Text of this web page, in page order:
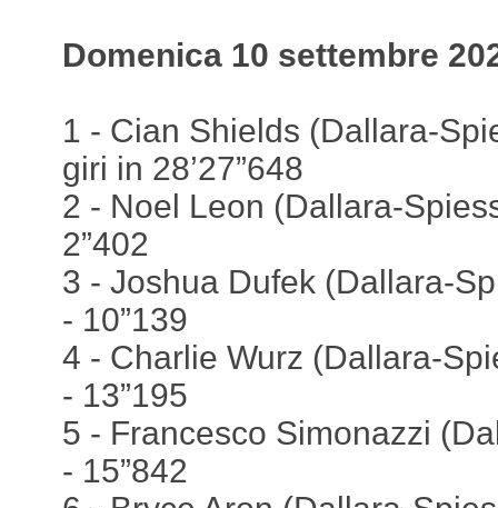
Domenica 10 settembre
1 - Cian Shields (Dallara-
giri in 28’27”648
2 - Noel Leon (Dallara-
2”402
3 - Joshua Dufek (Dallara-
- 10”139
4 - Charlie Wurz (Dallara-
- 13”195
5 - Francesco Simonazzi
- 15”842